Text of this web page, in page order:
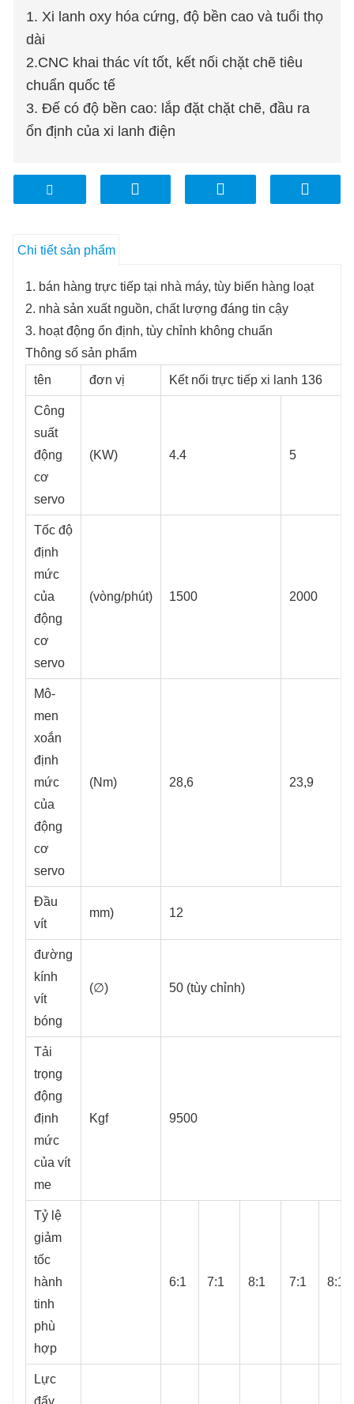
1. Xi lanh oxy hóa cứng, độ bền cao và tuổi thọ
dài
2.CNC khai thác vít tốt, kết nối chặt chẽ tiêu
chuẩn quốc tế
3. Đế có độ bền cao: lắp đặt chặt chẽ, đầu ra
ổn định của xi lanh điện
Chi tiết sản phẩm
1. bán hàng trực tiếp tại nhà máy, tùy biến hàng loạt
2. nhà sản xuất nguồn, chất lượng đáng tin cậy
3. hoạt động ổn định, tùy chỉnh không chuẩn
Thông số sản phẩm
tên
đơn vị Kết nối trực tiếp xi lanh 136
Công
suất
động
cơ
servo
(KW) 4.4 5
Tốc độ
định
mức
của
động
cơ
servo
(vòng/phút) 1500 2000
Mô-
men
xoắn
định
mức
của
động
cơ
servo
(Nm) 28,6 23,9
Đầu
vít
mm) 12
đường
kính
vít
bóng
(∅) 50 (tùy chỉnh)
Tải
trọng
động
định
mức
của vít
me
Kgf 9500
Tỷ lệ
giảm
tốc
hành
tinh
phù
hợp
6:1 7:1 8:1 7:1 8:1
Lực
đẩy